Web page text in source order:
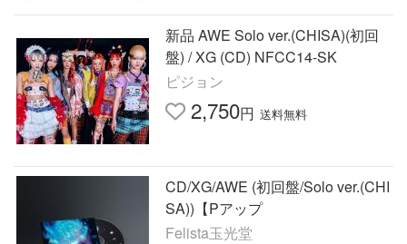
新品 AWE Solo ver.(CHISA)(初回
盤) / XG (CD) NFCC14-SK
ピジョン
2,750円 送料無料
CD/XG/AWE (初回盤/Solo ver.(CHI
SA))【Pアップ
Felista玉光堂